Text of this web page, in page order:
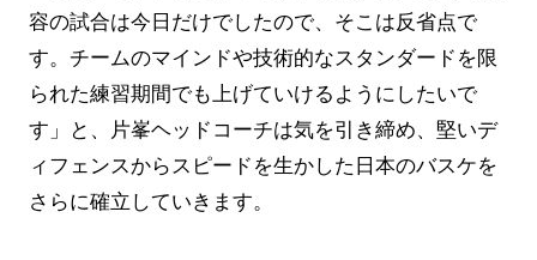
容の試合は今日だけでしたので、そこは反省点で
す。チームのマインドや技術的なスタンダードを限
られた練習期間でも上げていけるようにしたいで
す」と、片峯ヘッドコーチは気を引き締め、堅いデ
ィフェンスからスピードを生かした日本のバスケを
さらに確立していきます。